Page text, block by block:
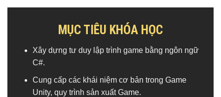
MỤC TIÊU KHÓA HỌC
Xây dựng tư duy lập trình game bằng ngôn ngữ
C#.
Cung cấp các khái niệm cơ bản trong Game
Unity, quy trình sản xuất Game.